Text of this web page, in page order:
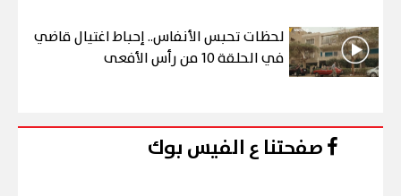
لحظات تحبس الأنفاس.. إحباط اغتيال قاضي
في الحلقة 10 من رأس الأفعى
صفحتنا ع الفيس بوك